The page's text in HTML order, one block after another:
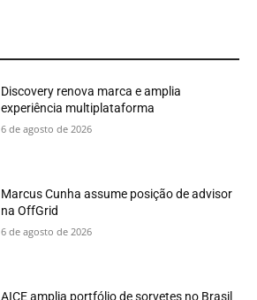
Discovery renova marca e amplia
experiência multiplataforma
6 de agosto de 2026
Marcus Cunha assume posição de advisor
na OffGrid
6 de agosto de 2026
AICE amplia portfólio de sorvetes no Brasil